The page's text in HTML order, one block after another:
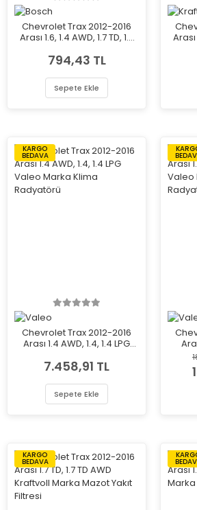
Chevrolet Trax 2012-2016
Arası 1.6, 1.4 AWD, 1.7 TD, 1.7
Filtresi
794,43 TL
Sepete Ekle
Arası
KARGO
BEDAVA
Chevrolet Trax 2012-2016
Arası 1.4 AWD, 1.4, 1.4 LPG
Radyatörü
7.458,91 TL
Sepete Ekle
KARGO
BEDAVA